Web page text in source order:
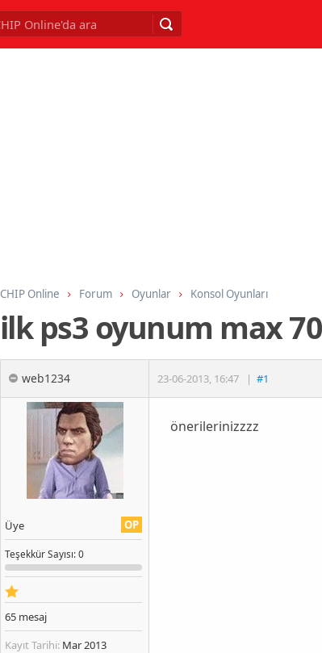
CHIP Online Forum Oyunlar Konsol Oyunları
ilk ps3 oyunum max
web1234 23-06-2013, 16:47 | #1
OP
Üye
TeşekkürSayısı: 0
65 mesaj
Kayıt Tarihi: Mar 2013
önerilerinizzzz